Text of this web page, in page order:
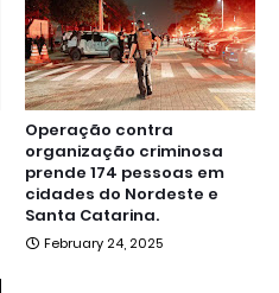
Operação contra
organização criminosa
prende 174 pessoas em
cidades do Nordeste e
Santa Catarina.
February 24, 2025